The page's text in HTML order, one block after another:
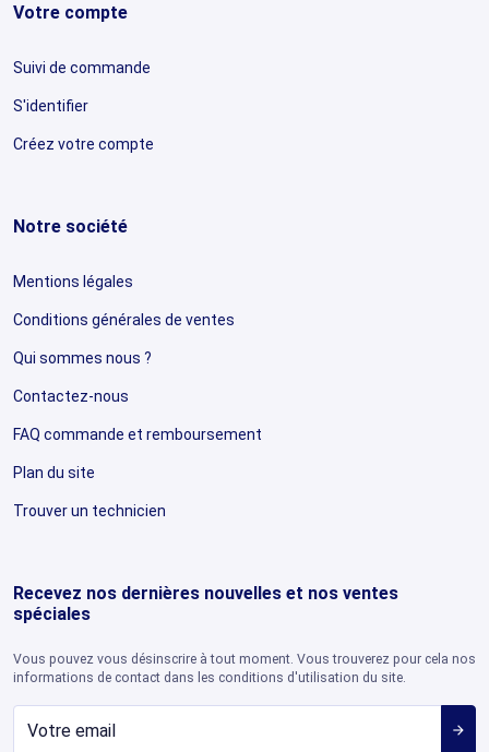
Votre compte
Suivi de commande
S'identifier
Créez votre compte
Notre société
Mentions légales
Conditions générales de ventes
Qui sommes nous ?
Contactez-nous
FAQ commande et remboursement
Plan du site
Trouver un technicien
Recevez nos dernières nouvelles et nos ventes
spéciales
Vous pouvez vous désinscrire à tout moment. Vous trouverez pour cela nos
informations de contact dans les conditions d'utilisation du site.
arrow_forward